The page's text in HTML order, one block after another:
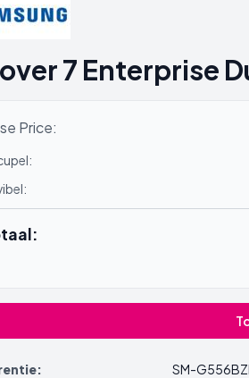
7 Enterprise
Price:
SM-